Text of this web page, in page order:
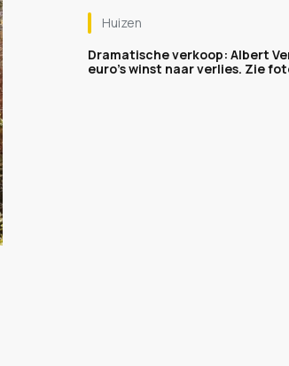
Huizen
Dramatische verkoop: Albert
euro's winst naar verlies. Zie